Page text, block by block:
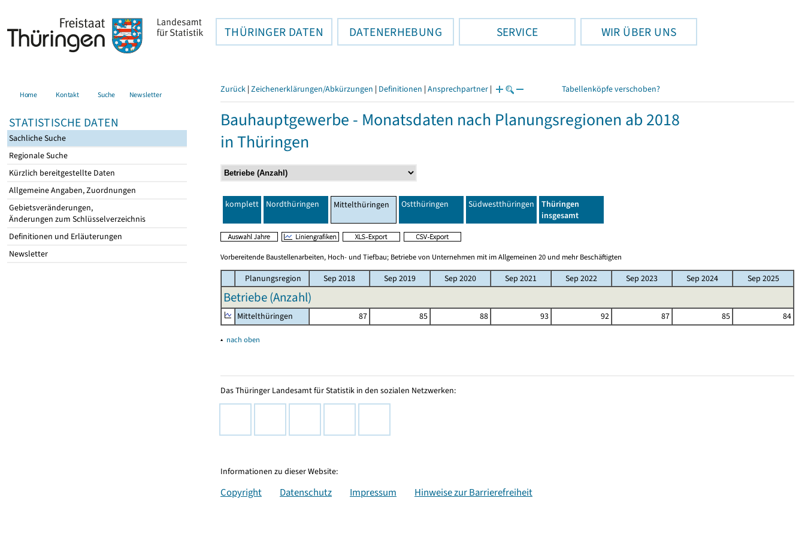
THÜRINGER DATEN DATENERHEBUNG SERVICE WIR ÜBER UNS
Home Kontakt Suche Newsletter
STATISTISCHE DATEN
Sachliche Suche
Regionale Suche
Kürzlich bereitgestellte Daten
Allgemeine Angaben, Zuordnungen
Gebietsveränderungen,
Änderungen zum Schlüsselverzeichnis
Definitionen und Erläuterungen
Newsletter
Zurück | Zeichenerklärungen/Abkürzungen | Definitionen | Ansprechpartner | Tabellenköpfe verschoben?
Bauhauptgewerbe - Monatsdaten nach Planungsregionen ab 2018
in Thüringen
komplett Nordthüringen Mittelthüringen Ostthüringen Südwestthüringen
Thüringen
insgesamt
Vorbereitende Baustellenarbeiten, Hoch- und Tiefbau; Betriebe von Unternehmen mit im Allgemeinen 20 und mehr Beschäftigten
Planungsregion Sep 2018 Sep 2019 Sep 2020 Sep 2021 Sep 2022 Sep 2023 Sep 2024 Sep 2025
Betriebe (Anzahl)
Mittelthüringen 87 85 88 93 92 87 85 84
▴ nach oben
Das Thüringer Landesamt für Statistik in den sozialen Netzwerken:
Informationen zu dieser Website:
Copyright Datenschutz Impressum Hinweise zur Barrierefreiheit